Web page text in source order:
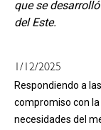
que se
del Este.
1/12/2025
Respondiendo a
compromiso con
necesidades del